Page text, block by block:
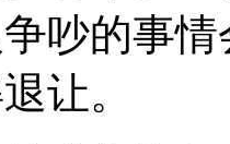
吵的事
让。